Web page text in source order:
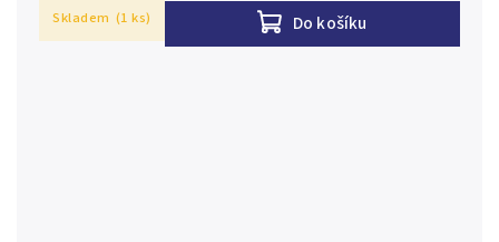
Do košíku
Skladem (1 ks)